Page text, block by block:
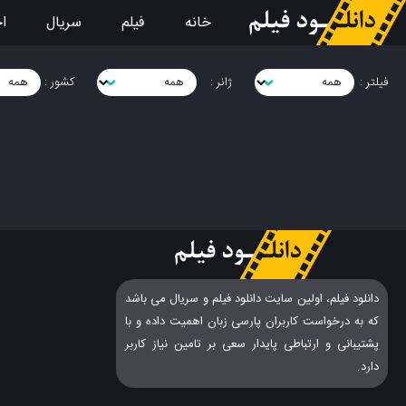
خانه فیلم سریال
فیلتر : ژانر : کشور :
دانلود فیلم، اولین سایت دانلود فیلم و سریال می باشد
که به درخواست کاربران پارسی زبان اهمیت داده و با
پشتیبانی و ارتباطی پایدار سعی بر تامین نیاز کاربر
دارد.